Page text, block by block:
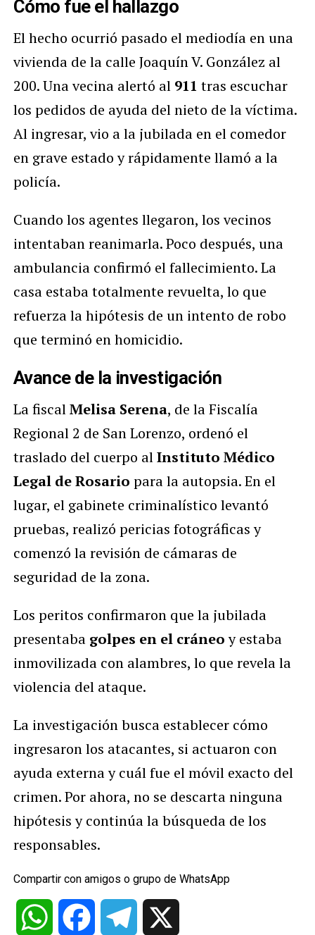
Cómo fue el hallazgo
El hecho ocurrió pasado el mediodía en una
vivienda de la calle Joaquín V. González al
200. Una vecina alertó al 911 tras escuchar
los pedidos de ayuda del nieto de la víctima.
Al ingresar, vio a la jubilada en el comedor
en grave estado y rápidamente llamó a la
policía.
Cuando los agentes llegaron, los vecinos
intentaban reanimarla. Poco después, una
ambulancia confirmó el fallecimiento. La
casa estaba totalmente revuelta, lo que
refuerza la hipótesis de un intento de robo
que terminó en homicidio.
Avance de la investigación
La fiscalMelisa Serena, de la Fiscalía
Regional 2 de San Lorenzo, ordenó el
traslado del cuerpo alInstituto Médico
Legal de Rosario para la autopsia. En el
lugar, el gabinete criminalístico levantó
pruebas, realizó pericias fotográficas y
comenzó la revisión de cámaras de
seguridad de la zona.
Los peritos confirmaron que la jubilada
presentaba golpes en el cráneoy estaba
inmovilizada con alambres, lo que revela la
violencia del ataque.
La investigación busca establecer cómo
ingresaron los atacantes, si actuaron con
ayuda externa y cuál fue el móvil exacto del
crimen. Por ahora, no se descarta ninguna
hipótesis y continúa la búsqueda de los
responsables.
Compartir con amigos o grupo de WhatsApp
WhatsApp Facebook Telegram